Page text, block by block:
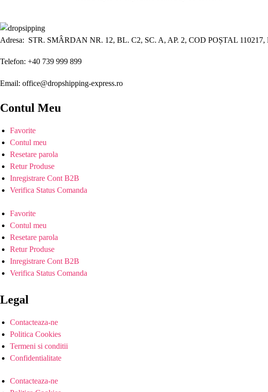
Adresa: STR. SMÂRDAN NR. 12, BL. C2, SC. A, AP. 2, COD POȘTAL
Telefon: +40 739 999 899
Email: office@dropshipping-express.ro
Contul Meu
Favorite
Contul meu
Resetare parola
Retur Produse
Inregistrare Cont B2B
Verifica Status Comanda
Favorite
Contul meu
Resetare parola
Retur Produse
Inregistrare Cont B2B
Verifica Status Comanda
Legal
Contacteaza-ne
Politica Cookies
Termeni si conditii
Confidentialitate
Contacteaza-ne